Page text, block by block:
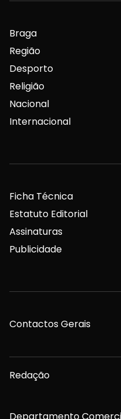
Braga
Região
Desporto
Religião
Nacional
Internacional
Ficha Técnica
Estatuto Editorial
Assinaturas
Publicidade
Contactos Gerais
Redação